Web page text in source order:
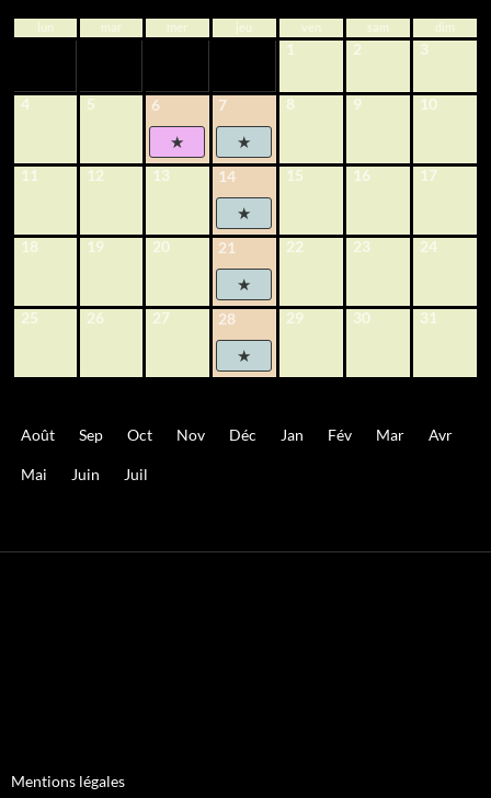
lun mar mer jeu ven sam dim
1 2 3
4 5 6 7 8 9 10
11 12 13 14 15 16 17
18 19 20 21 22 23 24
25 26 27 28 29 30 31
Août Sep Oct Nov Déc Jan Fév Mar Avr
Mai Juin Juil
Mentions légales